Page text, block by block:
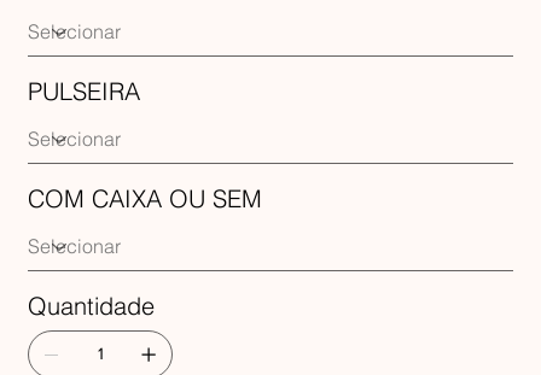
PULSEIRA
COM CAIXA OU SEM
Quantidade